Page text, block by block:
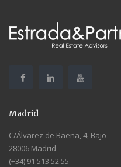
Madrid
C/Álvarez de Baena, 4, Bajo
28006 Madrid
(+34) 91 513 52 55